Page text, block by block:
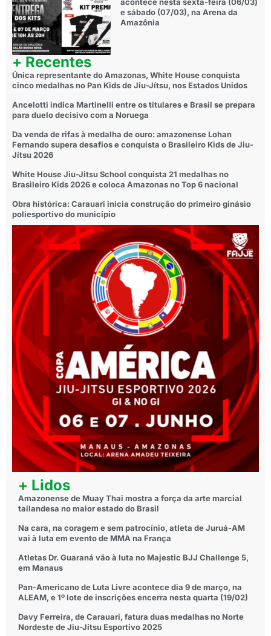
e sábado (07/03), na Arena da
Amazônia
+ Recentes
Única representante do Amazonas, White House conquista
cinco medalhas no Pan Kids de Jiu-Jítsu, nos Estados Unidos
Ancelotti indica Martinelli entre os titulares e Brasil se prepara
para duelo decisivo com a Noruega
Da venda de rifas à medalha de ouro: amazonense Lohan
Fernando supera desafios e conquista o Brasileiro Kids de Jiu-
Jítsu 2026
White House Jiu-Jitsu School conquista 21 medalhas no
Brasileiro Kids 2026 e coloca Amazonas no Top 6 nacional
Obra histórica: Carauari inicia construção do primeiro ginásio
poliesportivo do município
+ Lidos
Amazonense de Muay Thai mostra a força da arte marcial
tailandesa no maior estado do Brasil
Na cara, na coragem e sem patrocínio, atleta de Juruá-AM
vai à luta em evento de MMA na França
Atletas Dr. Guaraná vão à luta no Majestic BJJ Challenge 5,
em Manaus
Pan-Americano de Luta Livre acontece dia 9 de março, na
ALEAM, e 1º lote de inscrições encerra nesta quarta (19/02)
Davy Ferreira, de Carauari, fatura duas medalhas no Norte
Nordeste de Jiu-Jítsu Esportivo 2025